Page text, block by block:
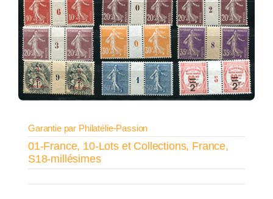
Garantie par Philatélie-Passion
01-France, 10-Lots et Collections, France,
S18-millésimes